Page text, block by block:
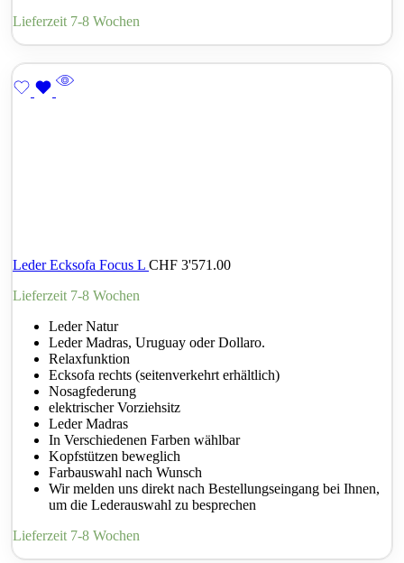
Lieferzeit 7-8 Wochen
Leder Ecksofa Focus L CHF 3'571.00
Lieferzeit 7-8 Wochen
Leder Natur
Leder Madras, Uruguay oder Dollaro.
Relaxfunktion
Ecksofa rechts (seitenverkehrt erhältlich)
Nosagfederung
elektrischer Vorziehsitz
Leder Madras
In Verschiedenen Farben wählbar
Kopfstützen beweglich
Farbauswahl nach Wunsch
Wir melden uns direkt nach Bestellungseingang bei Ihnen,
um die Lederauswahl zu besprechen
Lieferzeit 7-8 Wochen